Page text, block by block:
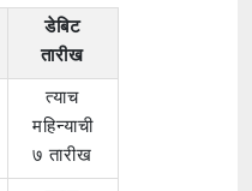
डेबिट
तारीख
त्याच
महिन्याची
७ तारीख